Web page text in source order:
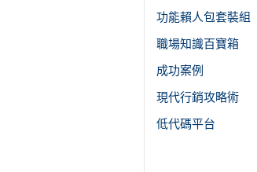
功能賴人包套裝組
職場知識百寶箱
成功案例
現代行銷攻略術
低代碼平台